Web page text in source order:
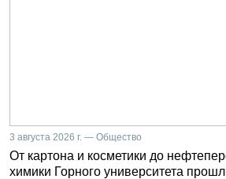
3 августа 2026 г. — Общество
От картона и косметики до
химики Горного университета